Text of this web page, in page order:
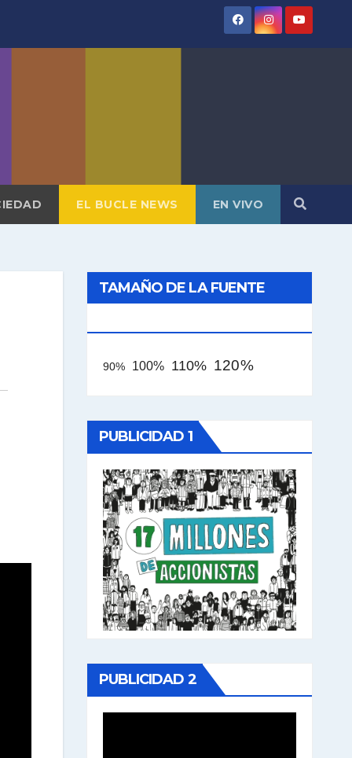
EL BUCLE NEWS EN VIVO
TAMAÑO DE LA FUENTE
90% 100% 110% 120%
PUBLICIDAD 1
PUBLICIDAD 2